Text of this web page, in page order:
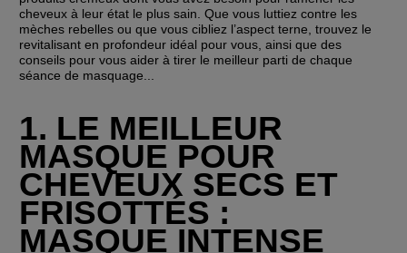
cheveux à leur état le plus sain. Que vous luttiez contre les
mèches rebelles ou que vous cibliez l’aspect terne, trouvez le
revitalisant en profondeur idéal pour vous, ainsi que des
conseils pour vous aider à tirer le meilleur parti de chaque
séance de masquage...
1. LE MEILLEUR
MASQUE POUR
CHEVEUX SECS ET
FRISOTTÉS :
MASQUE INTENSE